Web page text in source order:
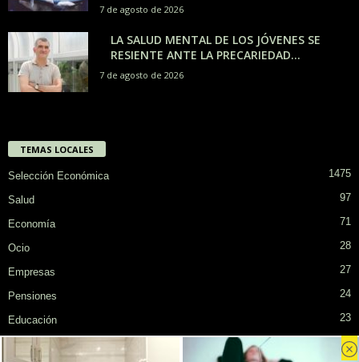
7 de agosto de 2026
LA SALUD MENTAL DE LOS JÓVENES SE
RESIENTE ANTE LA PRECARIEDAD...
7 de agosto de 2026
TEMAS LOCALES
Selección Económica 1475
Salud 97
Economía 71
Ocio 28
Empresas 27
Pensiones 24
Educación 23